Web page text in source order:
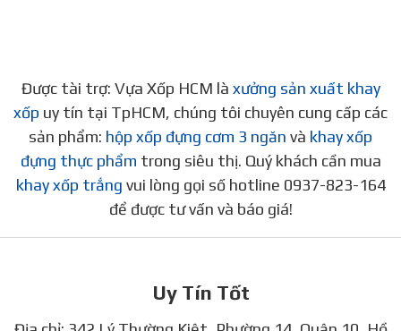
Được tài trợ: Vựa Xốp HCM là xưởng sản xuất khay
xốp uy tín tại TpHCM, chúng tôi chuyên cung cấp các
sản phẩm: hộp xốp đựng cơm 3 ngăn và khay xốp
đựng thực phẩm trong siêu thị. Quý khách cần mua
khay xốp trắng vui lòng gọi số hotline 0937-823-164
để được tư vấn và báo giá!
Uy Tín Tốt